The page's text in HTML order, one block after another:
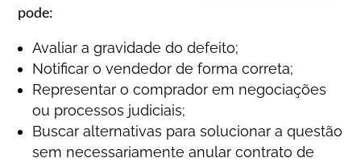
pode:
Avaliar a gravidade do defeito;
Notificar o vendedor de forma correta;
Representar o comprador em negociações
ou processos judiciais;
Buscar alternativas para solucionar a questão
sem necessariamente anular contrato de